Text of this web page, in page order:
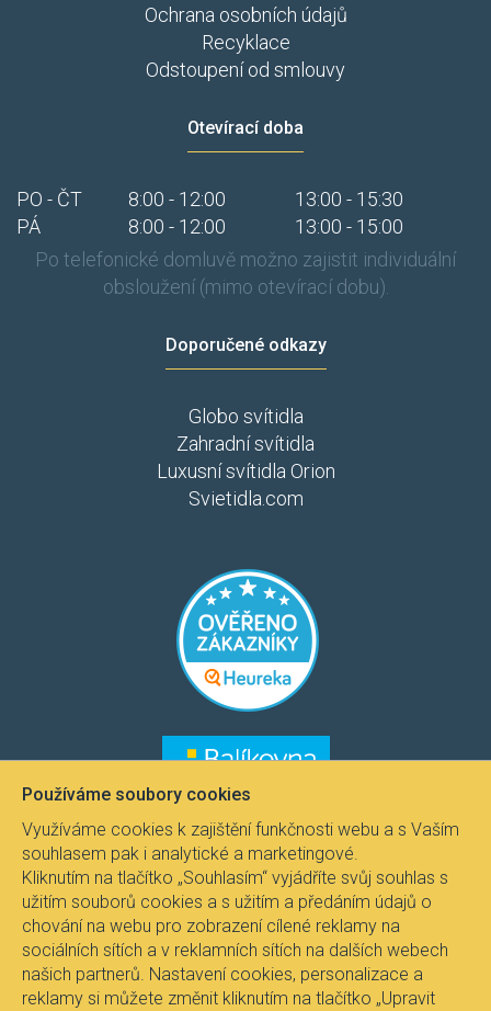
Ochrana osobních údajů
Recyklace
Odstoupení od smlouvy
Otevírací doba
PO - ČT 8:00 - 12:00
13:00 - 15:30
PÁ
8:00 - 12:00
13:00 - 15:00
Po telefonické domluvě možno zajistit individuální
obsloužení (mimo otevírací dobu).
Doporučené odkazy
Globo svítidla
Zahradní svítidla
Luxusní svítidla Orion
Svietidla.com
Používáme soubory cookies
Využíváme cookies k zajištění funkčnosti webu a s Vaším
souhlasem pak i analytické a marketingové.
Kliknutím na tlačítko „Souhlasím“ vyjádříte svůj souhlas s
užitím souborů cookies a s užitím a předáním údajů o
chování na webu pro zobrazení cílené reklamy na
sociálních sítích a v reklamních sítích na dalších webech
našich partnerů. Nastavení cookies, personalizace a
reklamy si můžete změnit kliknutím na tlačítko „Upravit